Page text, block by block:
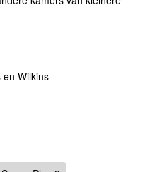
Wilkins